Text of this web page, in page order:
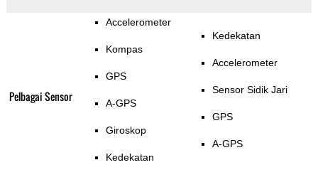
Pelbagai Sensor
Accelerometer
Kompas
GPS
A-GPS
Giroskop
Kedekatan
Kedekatan
Accelerometer
Sensor Sidik Jari
GPS
A-GPS